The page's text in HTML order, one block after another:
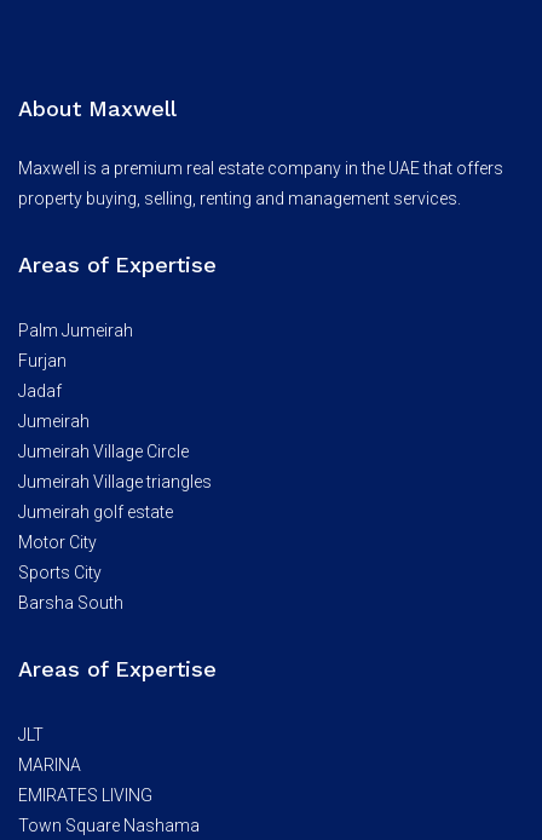
About Maxwell
Maxwell is a premium real estate company in the UAE that offers
property buying, selling, renting and management services.
Areas of Expertise
Palm Jumeirah
Furjan
Jadaf
Jumeirah
Jumeirah Village Circle
Jumeirah Village triangles
Jumeirah golf estate
Motor City
Sports City
Barsha South
Areas of Expertise
JLT
MARINA
EMIRATES LIVING
Town Square Nashama